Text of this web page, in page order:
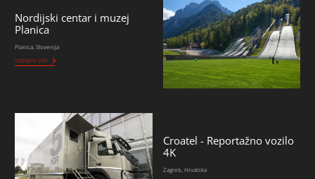
Nordijski centar i muzej
Planica
Planica, Slovenija
SAZNAJTE VIŠE
Croatel - Reportažno vozilo
4K
Zagreb, Hrvatska